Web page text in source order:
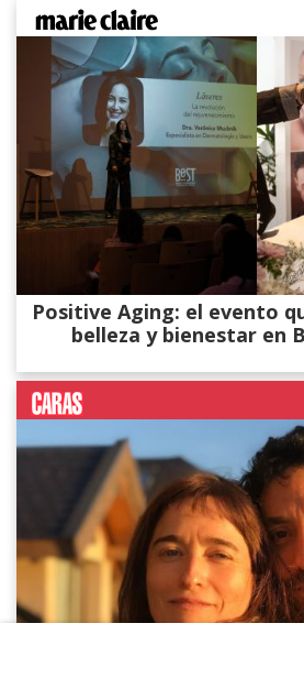
Positive Aging: el evento
belleza y bienestar en